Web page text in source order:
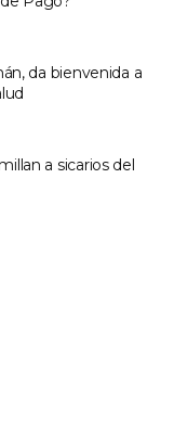
da bienvenida a
a sicarios del